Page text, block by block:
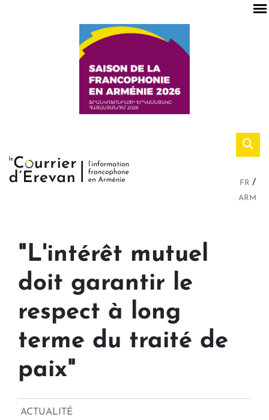
FR
ARM
"L'intérêt mutuel
doit garantir le
respect à long
terme du traité de
paix"
ACTUALITÉ